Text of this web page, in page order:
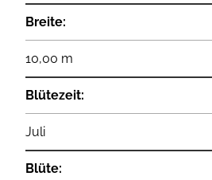
Breite:
10,00 m
Blütezeit:
Juli
Blüte: